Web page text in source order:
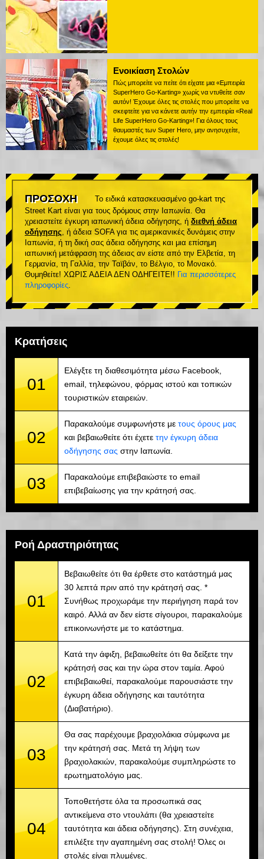
Ενοικίαση Στολών
Πώς μπορείτε να πείτε ότι είχατε μια «Εμπειρία
SuperHero Go-Karting» χωρίς να ντυθείτε σαν
αυτόν! Έχουμε όλες τις στολές που μπορείτε να
σκεφτείτε για να κάνετε αυτήν την εμπειρία «Real
Life SuperHero Go-Karting»! Για όλους τους
θαυμαστές των Super Hero, μην ανησυχείτε,
έχουμε όλες τις στολές!
ΠΡΟΣΟΧΗ
Το ειδικά κατασκευασμένο go-kart της
Street Kart είναι για τους δρόμους στην Ιαπωνία. Θα
χρειαστείτε έγκυρη ιαπωνική άδεια οδήγησης, ή διεθνή άδεια
οδήγησης, ή άδεια SOFA για τις αμερικανικές δυνάμεις στην
Ιαπωνία, ή τη δική σας άδεια οδήγησης και μια επίσημη
ιαπωνική μετάφραση της άδειας αν είστε από την Ελβετία, τη
Γερμανία, τη Γαλλία, την Ταϊβάν, το Βέλγιο, το Μονακό.
Θυμηθείτε! ΧΩΡΙΣ ΑΔΕΙΑ ΔΕΝ ΟΔΗΓΕΙΤΕ!!
Για περισσότερες
πληροφορίες.
Κρατήσεις
01
Ελέγξτε τη διαθεσιμότητα μέσω Facebook,
email, τηλεφώνου, φόρμας ιστού και τοπικών
τουριστικών εταιρειών.
02
Παρακαλούμε συμφωνήστε με τους όρους μας
και βεβαιωθείτε ότι έχετε την έγκυρη άδεια
οδήγησης σας στην Ιαπωνία.
03
Παρακαλούμε επιβεβαιώστε το email
επιβεβαίωσης για την κράτησή σας.
Ροή Δραστηριότητας
01
Βεβαιωθείτε ότι θα έρθετε στο κατάστημά μας
30 λεπτά πριν από την κράτησή σας. *
Συνήθως προχωράμε την περιήγηση παρά τον
καιρό. Αλλά αν δεν είστε σίγουροι, παρακαλούμε
επικοινωνήστε με το κατάστημα.
02
Κατά την άφιξη, βεβαιωθείτε ότι θα δείξετε την
κράτησή σας και την ώρα στον ταμία. Αφού
επιβεβαιωθεί, παρακαλούμε παρουσιάστε την
έγκυρη άδεια οδήγησης και ταυτότητα
(Διαβατήριο).
03
Θα σας παρέχουμε βραχιολάκια σύμφωνα με
την κράτησή σας. Μετά τη λήψη των
βραχιολακιών, παρακαλούμε συμπληρώστε το
ερωτηματολόγιο μας.
04
Τοποθετήστε όλα τα προσωπικά σας
αντικείμενα στο ντουλάπι (θα χρειαστείτε
ταυτότητα και άδεια οδήγησης). Στη συνέχεια,
επιλέξτε την αγαπημένη σας στολή! Όλες οι
στολές είναι πλυμένες.